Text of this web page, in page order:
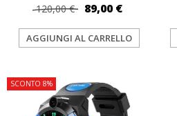
120,00 € 89,00 €
AGGIUNGI AL CARRELLO
SCONTO 8%